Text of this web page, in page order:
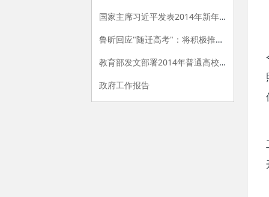
国家主席习近平发表2014年新年贺词
鲁昕回应"随迁高考"：将积极推进相关政策落实
教育部发文部署2014年普通高校招生工作
政府工作报告